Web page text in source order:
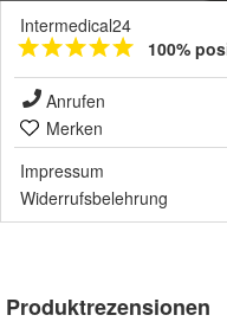
Intermedical24
100%
Anrufen
Merken
Impressum
Widerrufsbelehrung
Produktrezensionen